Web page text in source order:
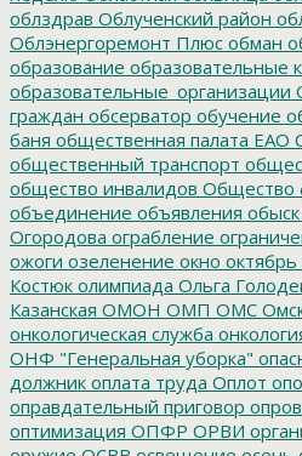
облздрав Облученский район
Облэнергоремонт Плюс обман
образование образовательные
образовательные_организации
граждан обсерватор обучение
баня общественная палата ЕАО
общественный транспорт
общество инвалидов Общество
объединение объявления обыск
Огородова ограбление
ожоги озеленение окно октябрь
Костюк олимпиада Ольга
Казанская ОМОН ОМП ОМС
онкологическая служба
ОНФ "Генеральная уборка"
должник оплата труда Оплот
оправдательный приговор
оптимизация ОПФР ОРВИ